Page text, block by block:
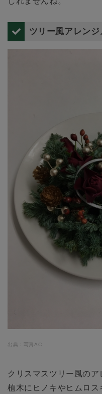
ツリー風アレンジ
出典：写真AC
クリスマスツリー風の
植木にヒノキやヒムロス